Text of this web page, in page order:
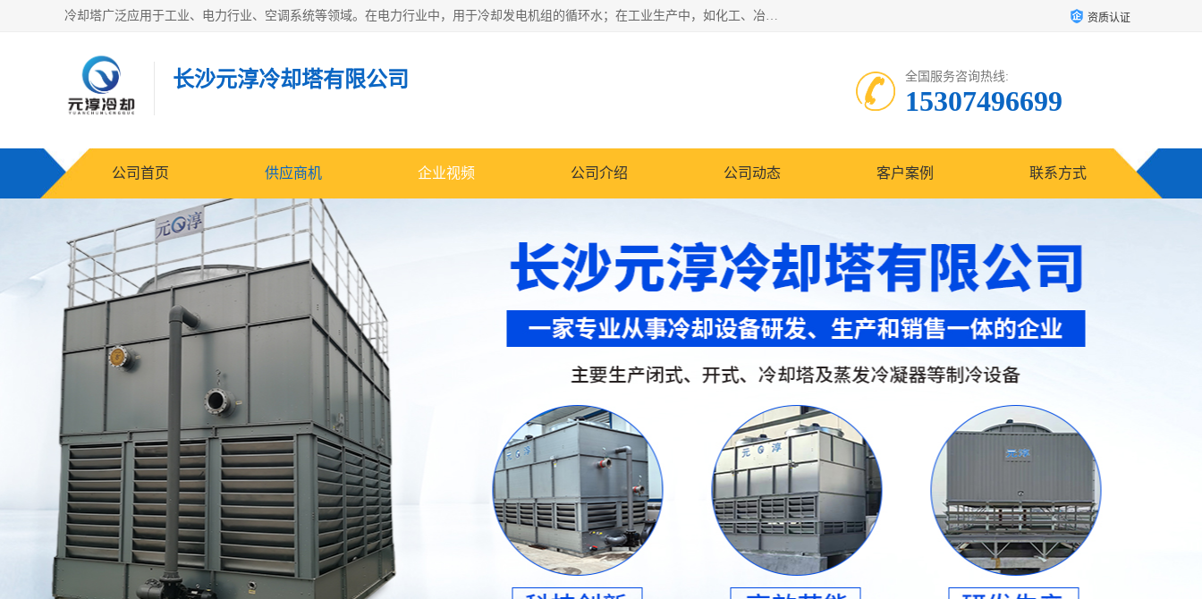
冷却塔广泛应用于工业、电力行业、空调系统等领域。在电力行业中，用于冷却发电机组的循环水；在工业生产中，如化工、冶金等行业，可降低生产过程中产生的热量；在空调系统中，为空调设备提供冷却水源 资质认证
长沙元淳冷却塔有限公司 全国服务咨询热线:
15307496699
公司首页 供应商机 企业视频 公司介绍 公司动态 客户案例 联系方式